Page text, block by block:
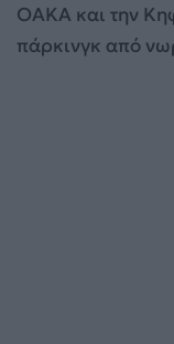
ΟΑΚΑ και την
πάρκινγκ από